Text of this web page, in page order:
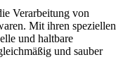
Verarbeitung von
Mit ihren speziellen
und haltbare
und sauber